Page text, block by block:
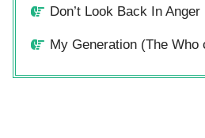
Don’t Look Back In
My Generation (The Who